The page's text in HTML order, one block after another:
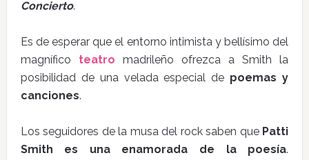
Concierto.
Es de esperar que el entorno intimista y bellísimo del
magnífico teatro madrileño ofrezca a Smith la
posibilidad de una velada especial de poemas y
canciones.
Los seguidores de la musa del rock saben quePatti
Smith es una enamorada de la poesía.